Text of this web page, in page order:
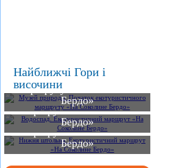
Найближчі Гори і
височини
Початок
екотуристичного
маршруту «На Соколине
Бердо»
Водоспад.
Екотуристичний
маршрут «На Соколине
Бердо»
Нижня штольня.
Екотуристичний
маршрут «На Соколине
Бердо»